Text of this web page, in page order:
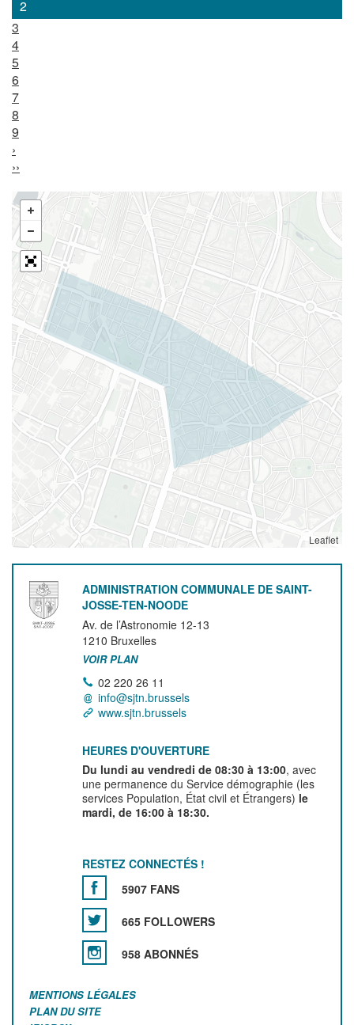
2
3
4
5
6
7
8
9
›
››
Leaflet
ADMINISTRATION COMMUNALE DE SAINT-
JOSSE-TEN-NOODE
Av. de l’Astronomie 12-13
1210 Bruxelles
VOIR PLAN
02 220 26 11
info@sjtn.brussels
www.sjtn.brussels
HEURES D'OUVERTURE
Du lundi au vendredi de 08:30 à 13:00, avec
une permanence du Service démographie (les
services Population, État civil et Étrangers) le
mardi, de 16:00 à 18:30.
RESTEZ CONNECTÉS !
5907 FANS
665 FOLLOWERS
958 ABONNÉS
MENTIONS LÉGALES
PLAN DU SITE